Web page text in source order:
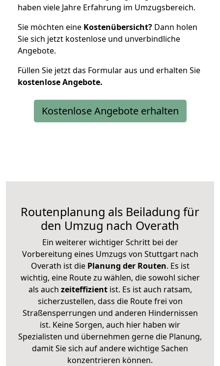
haben viele Jahre Erfahrung im Umzugsbereich.
Sie möchten eine Kostenübersicht? Dann holen
Sie sich jetzt kostenlose und unverbindliche
Angebote.
Füllen Sie jetzt das Formular aus und erhalten Sie
kostenloseAngebote.
Kostenlose Angebote erhalten
Routenplanung als Beiladung für
den Umzug nach Overath
Ein weiterer wichtiger Schritt bei der
Vorbereitung eines Umzugs von Stuttgart nach
Overath ist diePlanung der Routen. Es ist
wichtig, eine Route zu wählen, die sowohl sicher
als auch zeiteffizientist. Es ist auch ratsam,
sicherzustellen, dass die Route frei von
Straßensperrungen und anderen Hindernissen
ist. Keine Sorgen, auch hier haben wir
Spezialisten und übernehmen gerne die Planung,
damit Sie sich auf andere wichtige Sachen
konzentrieren können.